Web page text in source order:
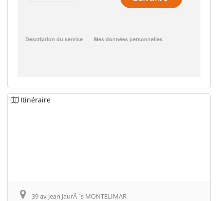
Itinéraire
39 av Jean JaurÃ¨s MONTELIMAR